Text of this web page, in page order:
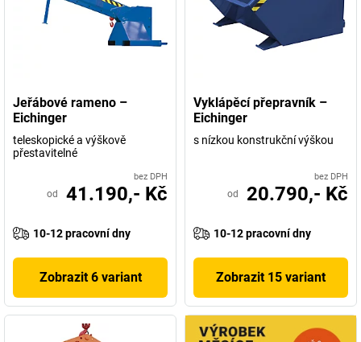
Jeřábové rameno –
Eichinger
teleskopické a výškově
přestavitelné
bez DPH
od 41.190,- Kč
10-12 pracovní dny
Zobrazit 6 variant
Vyklápěcí přepravník –
Eichinger
s nízkou konstrukční výškou
bez DPH
od 20.790,- Kč
10-12 pracovní dny
Zobrazit 15 variant